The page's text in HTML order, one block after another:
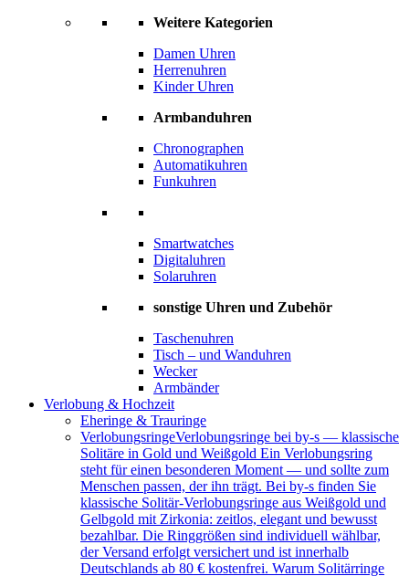
Weitere Kategorien
Damen Uhren
Herrenuhren
Kinder Uhren
Armbanduhren
Chronographen
Automatikuhren
Funkuhren
Smartwatches
Digitaluhren
Solaruhren
sonstige Uhren und Zubehör
Taschenuhren
Tisch – und Wanduhren
Wecker
Armbänder
Verlobung & Hochzeit
Eheringe & Trauringe
VerlobungsringeVerlobungsringe bei by-s — klassische
Solitäre in Gold und Weißgold Ein Verlobungsring
steht für einen besonderen Moment — und sollte zum
Menschen passen, der ihn trägt. Bei by-s finden Sie
klassische Solitär-Verlobungsringe aus Weißgold und
Gelbgold mit Zirkonia: zeitlos, elegant und bewusst
bezahlbar. Die Ringgrößen sind individuell wählbar,
der Versand erfolgt versichert und ist innerhalb
Deutschlands ab 80 € kostenfrei. Warum Solitärringe